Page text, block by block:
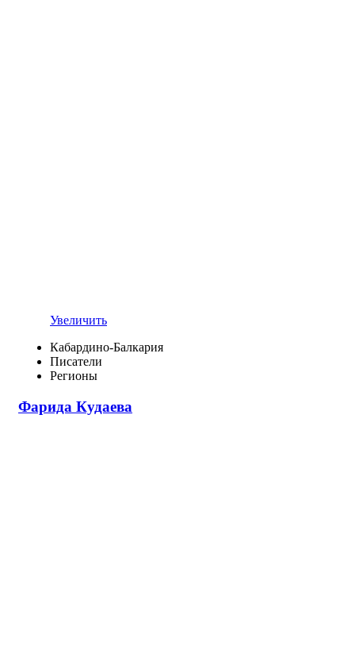
Увеличить
Кабардино-Балкария
Писатели
Регионы
Фарида Кудаева